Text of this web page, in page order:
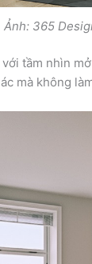
Ảnh: 365
tầm nhìn
mà không